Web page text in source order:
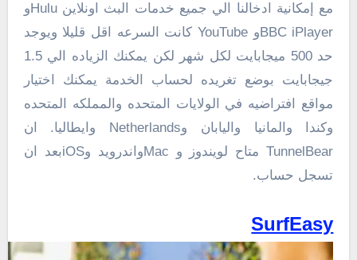
مع إمكانية ادخالنا الي جميع خدمات البث اونلاين Huluو
BBC iPlayerو YouTube كانت السرعه اقل قليلا ويوجد
حد 500 ميجابايت لكل شهر لكن يمكنك الزياده الي 1.5
جيجابايت بوضع تغريده لحساب الخدمة يمكنك اختيار
مواقع افتراضيه في الولايات المتحده والمملكه المتحده
وكندا والمانيا واليابان وNetherlands وايطاليا. ان
TunnelBear متاح لويندوز و Macواندرويد وiOSبعد ان
تسجل حساب.
SurfEasy